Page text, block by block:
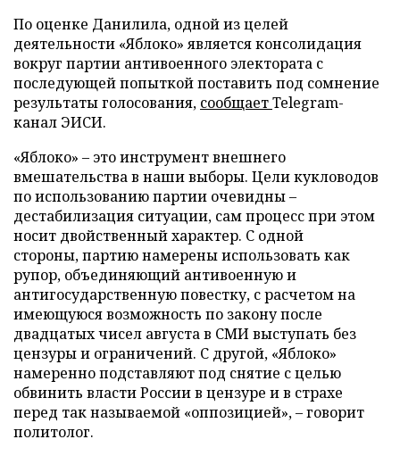
По оценке Данилила, одной из целей
деятельности «Яблоко» является консолидация
вокруг партии антивоенного электората с
последующей попыткой поставить под сомнение
результаты голосования, сообщаетTelegram-
канал ЭИСИ.
«Яблоко» – это инструмент внешнего
вмешательства в наши выборы. Цели кукловодов
по использованию партии очевидны –
дестабилизация ситуации, сам процесс при этом
носит двойственный характер. С одной
стороны, партию намерены использовать как
рупор, объединяющий антивоенную и
антигосударственную повестку, с расчетом на
имеющуюся возможность по закону после
двадцатых чисел августа в СМИ выступать без
цензуры и ограничений. С другой, «Яблоко»
намеренно подставляют под снятие с целью
обвинить власти России в цензуре и в страхе
перед так называемой «оппозицией», – говорит
политолог.